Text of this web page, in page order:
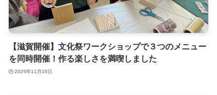
【滋賀開催】文化祭ワークショップで３つのメニュー
を同時開催！作る楽しさを満喫しました
2025年11月10日